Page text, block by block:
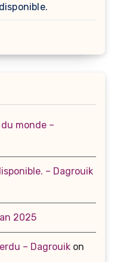
monde –
– Dagrouik
2025
– Dagrouik on